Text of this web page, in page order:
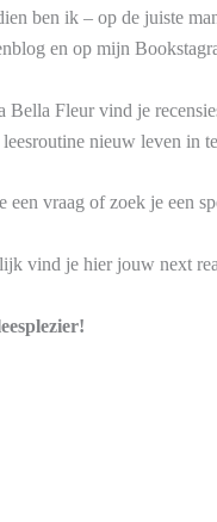
ben ik – op de juiste
en op mijn
Bella Fleur vind je
nieuw leven in
een vraag of zoek je een
vind je hier jouw next